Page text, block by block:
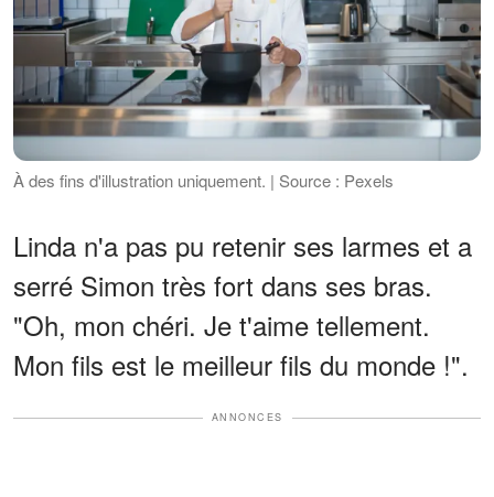
À des fins d'illustration uniquement. | Source : Pexels
Linda n'a pas pu retenir ses larmes et a
serré Simon très fort dans ses bras.
"Oh, mon chéri. Je t'aime tellement.
Mon fils est le meilleur fils du monde !".
ANNONCES